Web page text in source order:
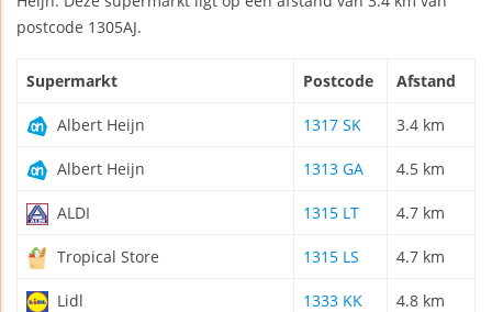
postcode 1305AJ.
Supermarkt Postcode Afstand
Albert Heijn 1317 SK 3.4 km
Albert Heijn 1313 GA 4.5 km
ALDI 1315 LT 4.7 km
Tropical Store 1315 LS 4.7 km
Lidl 1333 KK 4.8 km